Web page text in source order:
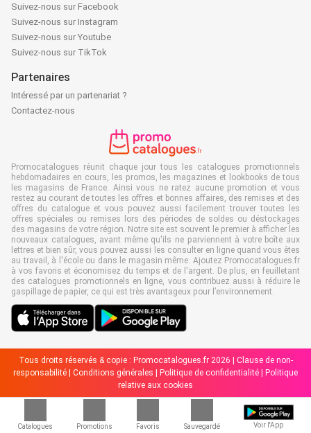
Catalogues Promotions Favoris Sauvegardé Voir l'App
Suivez-nous sur Facebook
Suivez-nous sur Instagram
Suivez-nous sur Youtube
Suivez-nous sur TikTok
Partenaires
Intéressé par un partenariat ?
Contactez-nous
Promocatalogues réunit chaque jour tous les catalogues promotionnels
hebdomadaires en cours, les promos, les magazines et lookbooks de tous
les magasins de France. Ainsi vous ne ratez aucune promotion et vous
restez au courant de toutes les offres et bonnes affaires, des remises et des
offres du catalogue et vous pouvez aussi facilement trouver toutes les
offres spéciales ou remises lors des périodes de soldes ou déstockages
des magasins de votre région. Notre site est souvent le premier à afficher les
nouveaux catalogues, avant même qu'ils ne parviennent à votre boîte aux
lettres et bien sûr, vous pouvez aussi les consulter en ligne quand vous êtes
au travail, à l'école ou dans le magasin même. Ajoutez Promocatalogues.fr
à vos favoris et économisez du temps et de l'argent. De plus, en feuilletant
des catalogues promotionnels en ligne, vous contribuez aussi à réduire le
gaspillage de papier, ce qui est très avantageux pour l’environnement.
Tous droits réservés & copie : Promocatalogues.fr 2026 | Clause de non-
responsabilité
Conditions générales Politique de confidentialité
Politique
relative aux cookies